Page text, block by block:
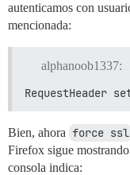
autenticamos con
mencionada:
alphanoob1337:
RequestHeader
Bien, ahora force ssl
Firefox sigue
consola indica: